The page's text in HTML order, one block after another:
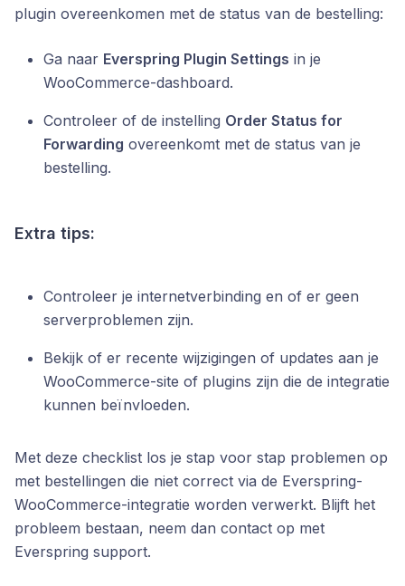
plugin overeenkomen met de status van de bestelling:
Ga naar Everspring Plugin Settings in je
WooCommerce-dashboard.
Controleer of de instelling Order Status for
Forwarding overeenkomt met de status van je
bestelling.
Extra tips:
Controleer je internetverbinding en of er geen
serverproblemen zijn.
Bekijk of er recente wijzigingen of updates aan je
WooCommerce-site of plugins zijn die de integratie
kunnen beïnvloeden.
Met deze checklist los je stap voor stap problemen op
met bestellingen die niet correct via de Everspring-
WooCommerce-integratie worden verwerkt. Blijft het
probleem bestaan, neem dan contact op met
Everspring support.